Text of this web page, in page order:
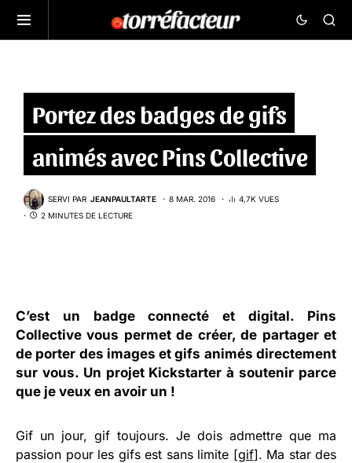
Portez des badges de gifs
animés avec Pins Collective
SERVI PAR JEANPAULTARTE 8 MAR. 2016
4,7K VUES
2 MINUTES DE LECTURE
C’est un badge connecté et digital. Pins
Collective vous permet de créer, de partager et
de porter des images et gifs animés directement
sur vous. Un projet Kickstarter à soutenir parce
que je veux en avoir un !
Gif un jour, gif toujours. Je dois admettre que ma
passion pour les gifs est sans limite [gif]. Ma star des